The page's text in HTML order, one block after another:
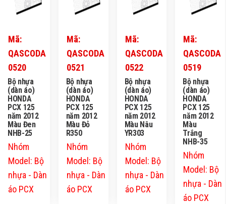
Mã:
QASCODA
0520
Bộ nhựa
(dàn áo)
HONDA
PCX 125
năm 2012
Màu Đen
NHB-25
Nhóm
Model: Bộ
nhựa - Dàn
áo PCX
Mã:
QASCODA
0521
Bộ nhựa
(dàn áo)
HONDA
PCX 125
năm 2012
Màu Đỏ
R350
Nhóm
Model: Bộ
nhựa - Dàn
áo PCX
Mã:
QASCODA
0522
Bộ nhựa
(dàn áo)
HONDA
PCX 125
năm 2012
Màu Nâu
YR303
Nhóm
Model: Bộ
nhựa - Dàn
áo PCX
Mã:
QASCODA
0519
Bộ nhựa
(dàn áo)
HONDA
PCX 125
năm 2012
Màu
Trắng
NHB-35
Nhóm
Model: Bộ
nhựa - Dàn
áo PCX